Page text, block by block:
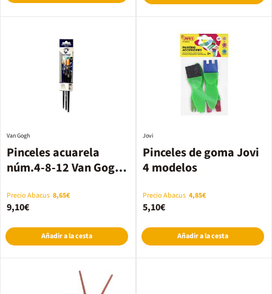
Pinceles acuarela
núm.4-8-12 Van Gogh
Van Gogh
Precio Abacus 8,65€
9,10€
Añadir a la cesta
Pinceles de goma Jovi
4 modelos
Jovi
Precio Abacus 4,85€
5,10€
Añadir a la cesta